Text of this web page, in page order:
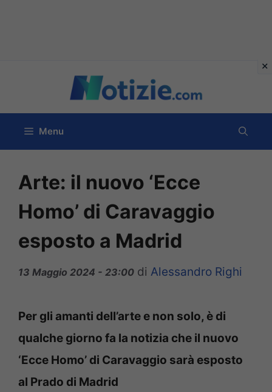
contenuto
Menu
Arte: il nuovo ‘Ecce
Homo’ di Caravaggio
esposto a Madrid
13 Maggio 2024 - 23:00 di Alessandro Righi
Per gli amanti dell’arte e non solo, è di
qualche giorno fa la notizia che il nuovo
‘Ecce Homo’ di Caravaggio sarà esposto
al Prado di Madrid